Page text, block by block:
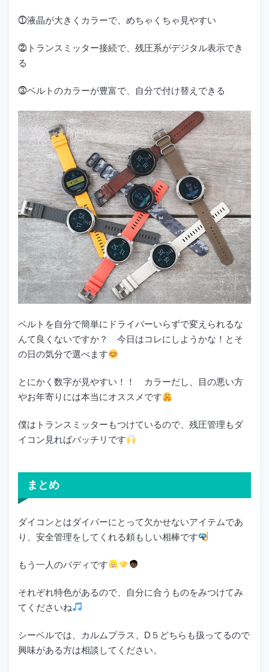
⓵液晶が大きくカラーで、めちゃくちゃ見やすい
⓶トランスミッター接続で、残圧系がデジタル表示でき
る
⓷ベルトのカラーが豊富で、自分で付け替えできる
ベルトを自分で簡単にドライバーいらずで変えられるな
んて良くないですか？ 今日はコレにしようかな！とそ
の日の気分で選べます
とにかく数字が見やすい！！ カラーだし、目の悪い方
やお年寄りには本当にオススメです
僕はトランスミッターもつけているので、残圧管理もダ
イコン見ればバッチリです
まとめ
ダイコンとはダイバーにとって欠かせないアイテムであ
り、安全管理をしてくれる頼もしい相棒です
もう一人のバディです
それぞれ特色があるので、自分に合うものをみつけてみ
てくださいね
シーベルでは、カルムプラス、D５どちらも扱ってるので
興味がある方は相談してください。